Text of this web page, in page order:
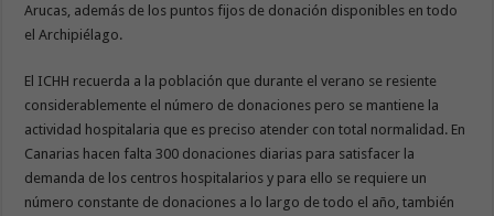
Arucas, además de los puntos fijos de donación disponibles en todo
el Archipiélago.
El ICHH recuerda a la población que durante el verano se resiente
considerablemente el número de donaciones pero se mantiene la
actividad hospitalaria que es preciso atender con total normalidad. En
Canarias hacen falta 300 donaciones diarias para satisfacer la
demanda de los centros hospitalarios y para ello se requiere un
número constante de donaciones a lo largo de todo el año, también